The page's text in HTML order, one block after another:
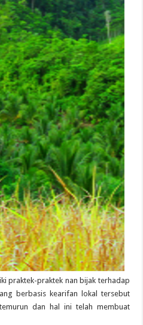
praktek-praktek nan bijak terhadap
berbasis kearifan lokal tersebut
dan hal ini telah membuat